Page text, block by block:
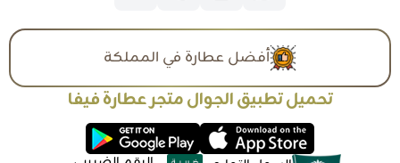
أفضل عطارة في المملكة
تحميل تطبيق الجوال متجر عطارة فيفا